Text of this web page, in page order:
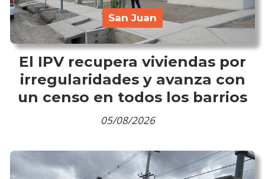
El IPV recupera viviendas por
irregularidades y avanza con
un censo en todos los barrios
San Juan
05/08/2026